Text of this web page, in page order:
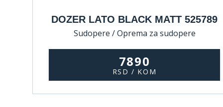
DOZER LATO BLACK MATT 525789
Sudopere / Oprema za sudopere
7890
RSD / KOM